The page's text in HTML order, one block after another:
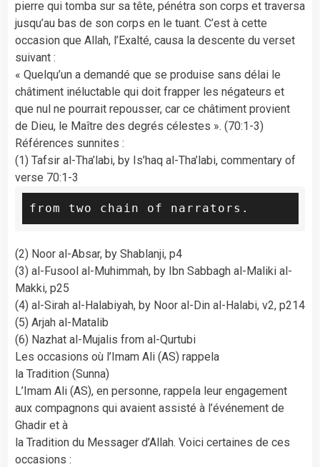
pierre qui tomba sur sa tête, pénétra son corps et traversa
jusqu’au bas de son corps en le tuant. C’est à cette
occasion que Allah, l’Exalté, causa la descente du verset
suivant :
« Quelqu’un a demandé que se produise sans délai le
châtiment inéluctable qui doit frapper les négateurs et
que nul ne pourrait repousser, car ce châtiment provient
de Dieu, le Maître des degrés célestes ». (70:1-3)
Références sunnites :
(1) Tafsir al-Tha’labi, by Is’haq al-Tha’labi, commentary of
verse 70:1-3
from two chain of narrators.
(2) Noor al-Absar, by Shablanji, p4
(3) al-Fusool al-Muhimmah, by Ibn Sabbagh al-Maliki al-
Makki, p25
(4) al-Sirah al-Halabiyah, by Noor al-Din al-Halabi, v2, p214
(5) Arjah al-Matalib
(6) Nazhat al-Mujalis from al-Qurtubi
Les occasions où l’Imam Ali (AS) rappela
la Tradition (Sunna)
L’Imam Ali (AS), en personne, rappela leur engagement
aux compagnons qui avaient assisté à l’événement de
Ghadir et à
la Tradition du Messager d’Allah. Voici certaines de ces
occasions :